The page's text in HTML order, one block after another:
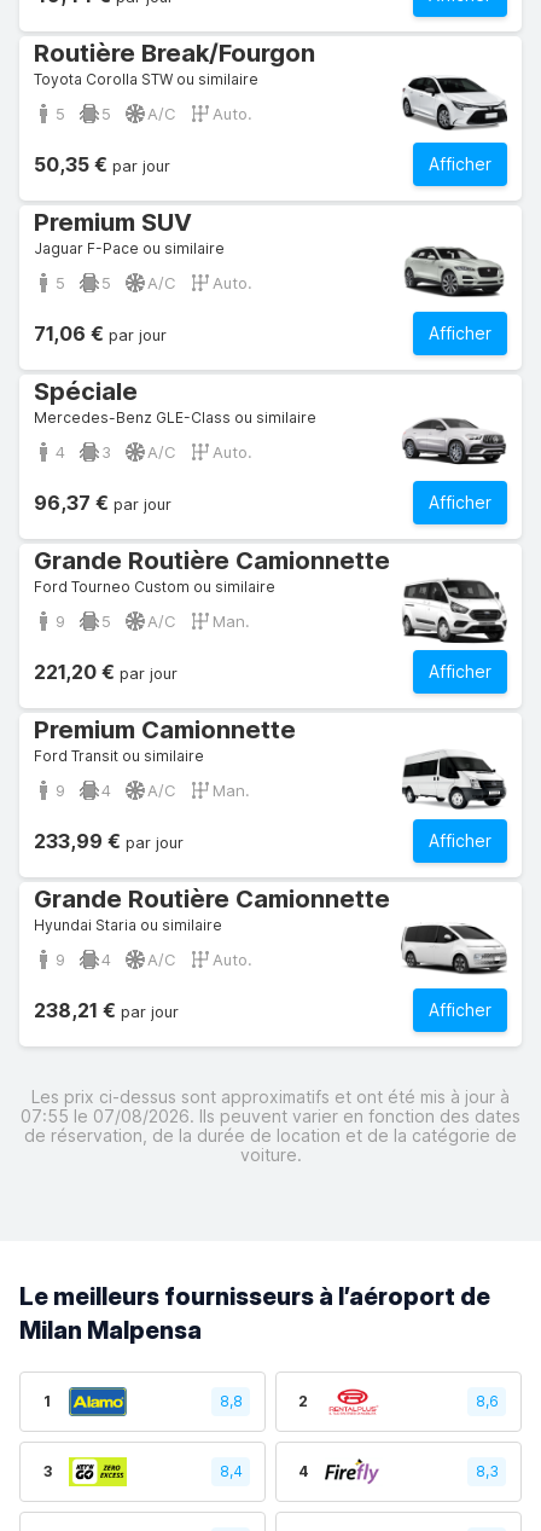
Routière Break/Fourgon
Toyota Corolla STW ou similaire
5 5 A/C Auto.
Afficher
50,35 € par jour
Premium SUV
Jaguar F-Pace ou similaire
5 5 A/C Auto.
Afficher
71,06 € par jour
Spéciale
Mercedes-Benz GLE-Class ou similaire
4 3 A/C Auto.
Afficher
96,37 € par jour
Grande Routière Camionnette
Ford Tourneo Custom ou similaire
9 5 A/C Man.
Afficher
221,20 € par jour
Premium Camionnette
Ford Transit ou similaire
9 4 A/C Man.
Afficher
233,99 € par jour
Grande Routière Camionnette
Hyundai Staria ou similaire
9 4 A/C Auto.
Afficher
238,21 € par jour
Les prix ci-dessus sont approximatifs et ont été mis à jour à
07:55 le 07/08/2026. Ils peuvent varier en fonction des dates
de réservation, de la durée de location et de la catégorie de
voiture.
Le meilleurs fournisseurs à l’aéroport de
Milan Malpensa
1 8,8 2 8,6
3 8,4 4 8,3